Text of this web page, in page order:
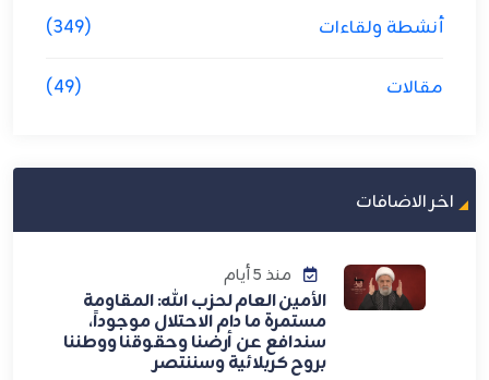
أنشطة ولقاءات (349)
مقالات (49)
اخر الاضافات
منذ 5 أيام
الأمين العام لحزب الله: المقاومة
مستمرة ما دام الاحتلال موجوداً،
سندافع عن أرضنا وحقوقنا ووطننا
بروح كربلائية وسننتصر